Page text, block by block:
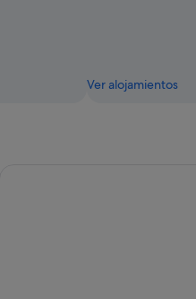
Ver alojamientos